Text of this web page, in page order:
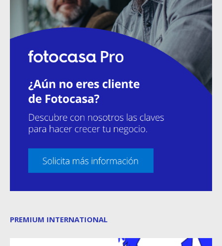
PREMIUM INTERNATIONAL